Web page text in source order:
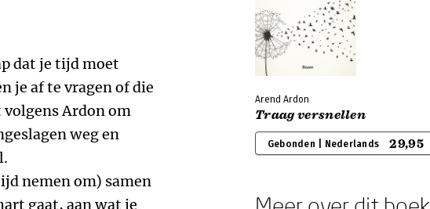
dat je tijd moet
je af te vragen of die
Ardon om
weg en
nemen om) samen
gaat, aan wat je
Arend Ardon
Traag versnellen
Gebonden | Nederlands 29,95